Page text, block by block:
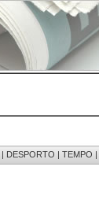
| DESPORTO | TEMPO |